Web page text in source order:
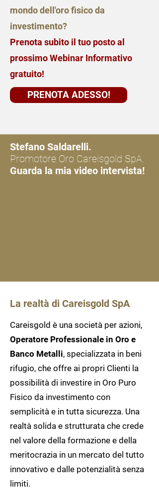
mondo dell'oro fisico da
investimento?
Prenota subito il tuo posto al
prossimo Webinar Informativo
gratuito!
PRENOTA ADESSO!
Stefano Saldarelli.
Promotore Oro Careisgold SpA.
Guarda la mia video intervista!
La realtà di Careisgold SpA
Careisgold è una società per azioni,
Operatore Professionale in Oro e
Banco Metalli, specializzata in beni
rifugio, che offre ai propri Clienti la
possibilità di investire in Oro Puro
Fisico da investimento con
semplicità e in tutta sicurezza. Una
realtà solida e strutturata che crede
nel valore della formazione e della
meritocrazia in un mercato del tutto
innovativo e dalle potenzialità senza
limiti.